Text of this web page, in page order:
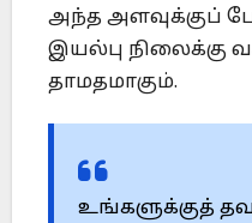
அந்த அளவுக்குப்
இயல்பு நிலைக்கு
தாமதமாகும்.
உங்களுக்குத்